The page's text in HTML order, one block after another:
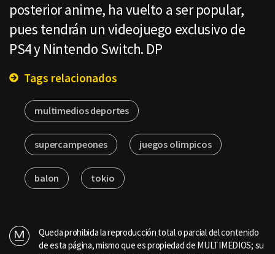
posterior anime, ha vuelto a ser popular,
pues tendrán un videojuego exclusivo de
PS4 y Nintendo Switch. DP
Tags relacionados
multimedios deportes
supercampeones juegos olimpicos
balon tokio
Queda prohibida la reproducción total o parcial del contenido
de esta página, mismo que es propiedad de MULTIMEDIOS; su